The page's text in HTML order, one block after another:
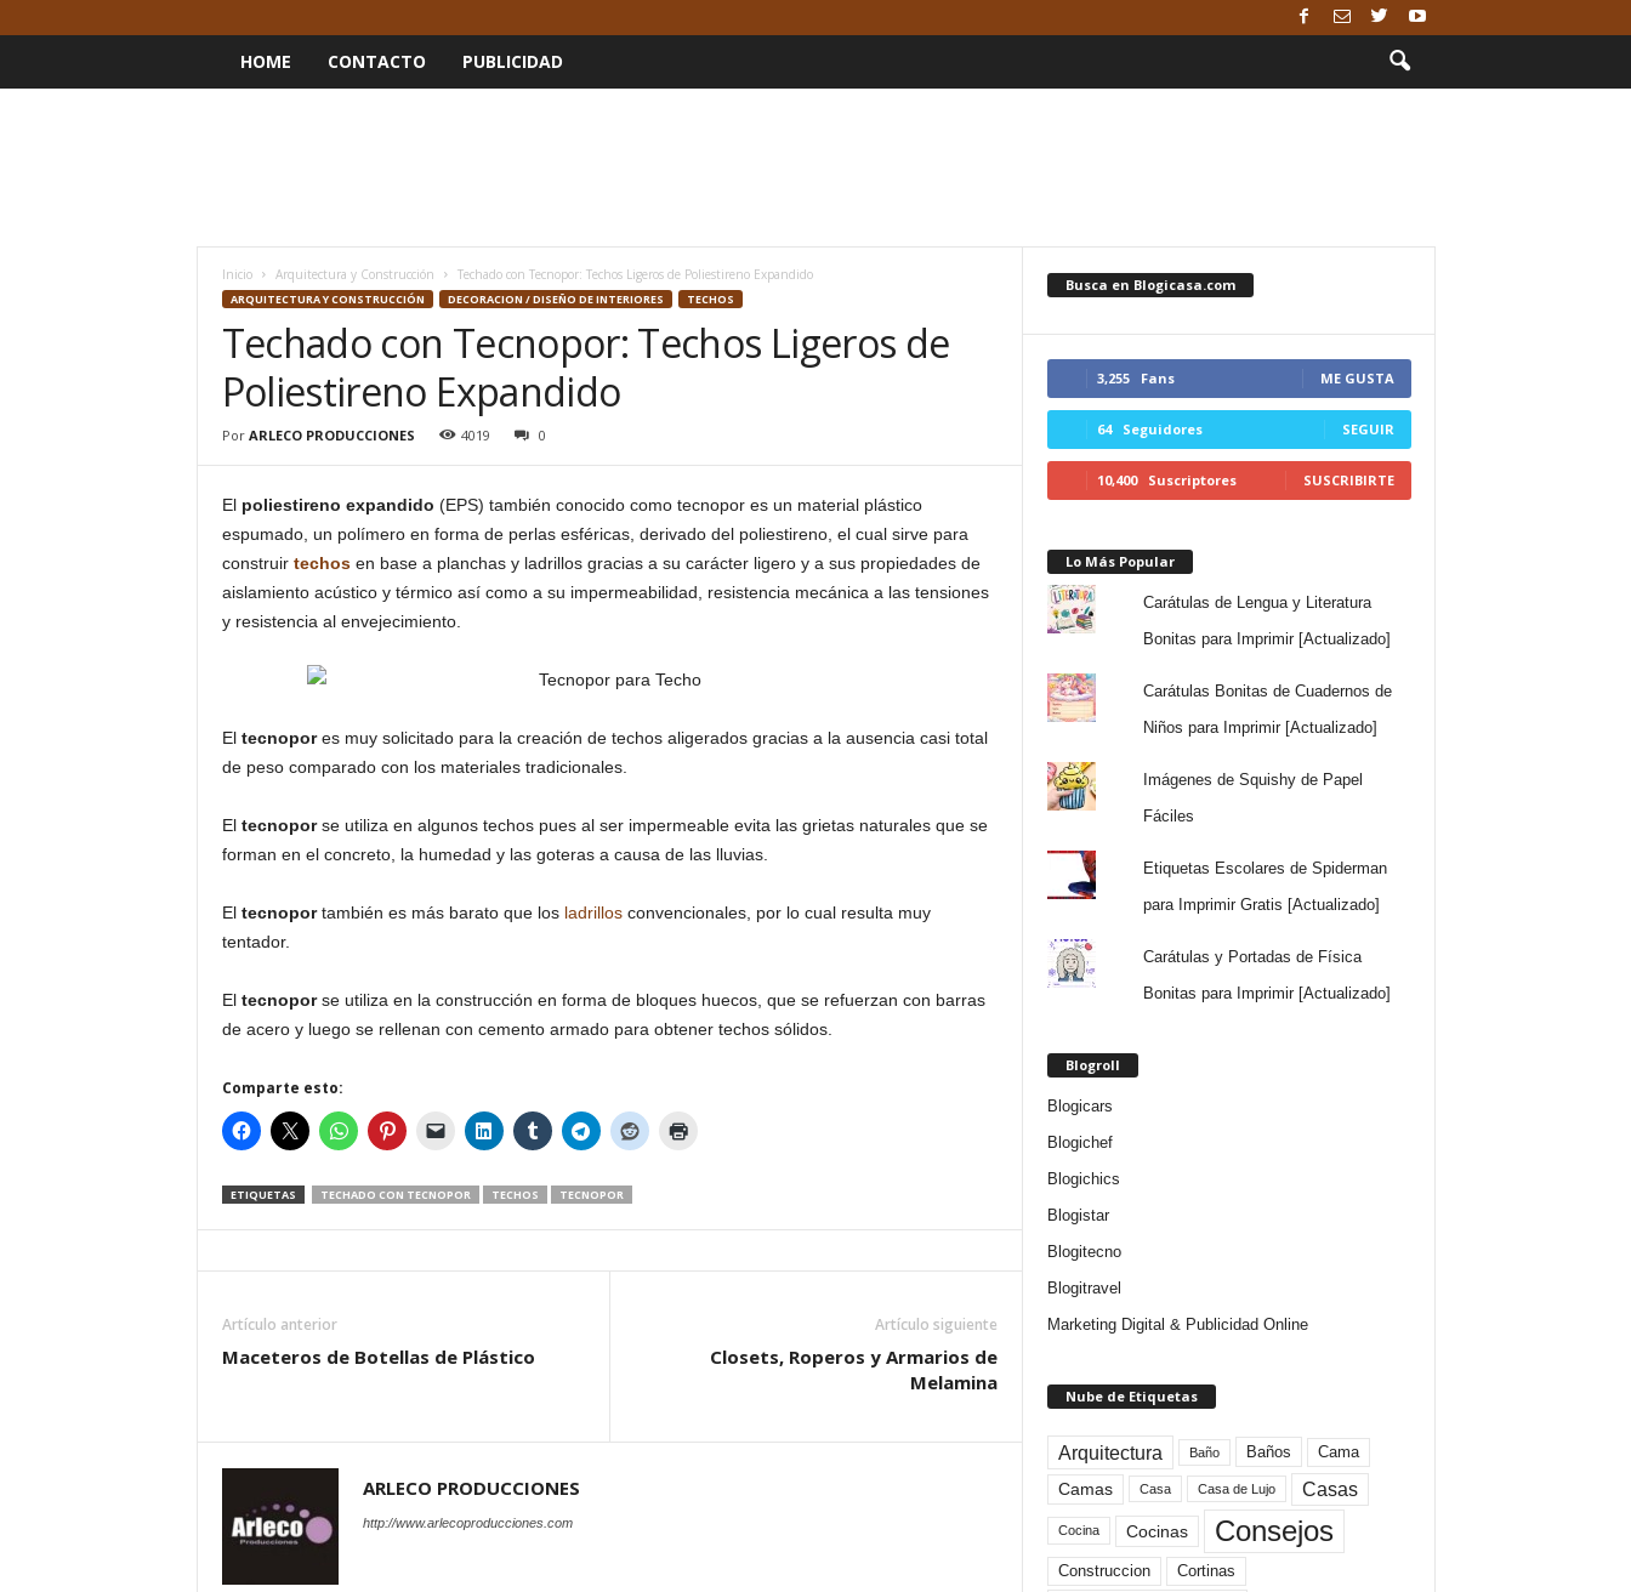
HOME CONTACTO PUBLICIDAD
Inicio Arquitectura y Construcción Techado con Tecnopor: Techos Ligeros de Poliestireno Expandido
ARQUITECTURA Y CONSTRUCCIÓN DECORACION / DISEÑO DE INTERIORES TECHOS
Techado con Tecnopor: Techos Ligeros de
Poliestireno Expandido
Por ARLECO PRODUCCIONES 4019 0
El poliestireno expandido (EPS) también conocido como tecnopor es un material plástico
espumado, un polímero en forma de perlas esféricas, derivado del poliestireno, el cual sirve para
construir techosen base a planchas y ladrillos gracias a su carácter ligero y a sus propiedades de
aislamiento acústico y térmico así como a su impermeabilidad, resistencia mecánica a las tensiones
y resistencia al envejecimiento.
El tecnopores muy solicitado para la creación de techos aligerados gracias a la ausencia casi total
de peso comparado con los materiales tradicionales.
El tecnoporse utiliza en algunos techos pues al ser impermeable evita las grietas naturales que se
forman en el concreto, la humedad y las goteras a causa de las lluvias.
El tecnoportambién es más barato que los ladrillosconvencionales, por lo cual resulta muy
tentador.
El tecnoporse utiliza en la construcción en forma de bloques huecos, que se refuerzan con barras
de acero y luego se rellenan con cemento armado para obtener techos sólidos.
Comparte esto:
ETIQUETAS TECHADO CON TECNOPOR TECHOS TECNOPOR
Artículo anterior
Maceteros de Botellas de Plástico
Artículo siguiente
Closets, Roperos y Armarios de
Melamina
ARLECO PRODUCCIONES
http://www.arlecoproducciones.com
Busca en Blogicasa.com
3,255 Fans ME GUSTA
64 Seguidores SEGUIR
10,400 Suscriptores SUSCRIBIRTE
Lo Más Popular
Carátulas de Lengua y Literatura
Bonitas para Imprimir [Actualizado]
Carátulas Bonitas de Cuadernos de
Niños para Imprimir [Actualizado]
Imágenes de Squishy de Papel
Fáciles
Etiquetas Escolares de Spiderman
para Imprimir Gratis [Actualizado]
Carátulas y Portadas de Física
Bonitas para Imprimir [Actualizado]
Blogroll
Blogicars
Blogichef
Blogichics
Blogistar
Blogitecno
Blogitravel
Marketing Digital & Publicidad Online
Nube de Etiquetas
Arquitectura Baño Baños Cama
Camas Casa Casa de Lujo Casas
Cocina Cocinas Consejos
Construccion Cortinas